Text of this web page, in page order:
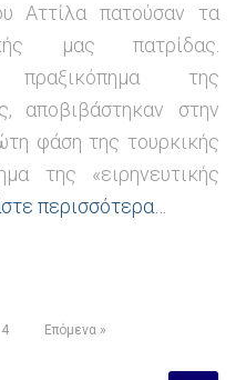
Αττίλα πατούσαν τα
μας πατρίδας.
της
αποβιβάστηκαν στην
φάση της τουρκικής
της «ειρηνευτικής
περισσότερα…
4 Επόμενα